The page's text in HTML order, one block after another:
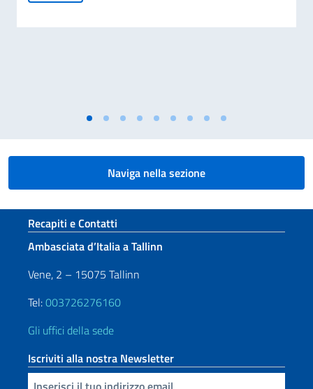
Naviga nella sezione
Sezione footer
Recapiti e Contatti
Ambasciata d’Italia a Tallinn
Vene, 2 – 15075 Tallinn
Tel:003726276160
Gli uffici della sede
Iscriviti alla nostra Newsletter
Inserisci la tua email